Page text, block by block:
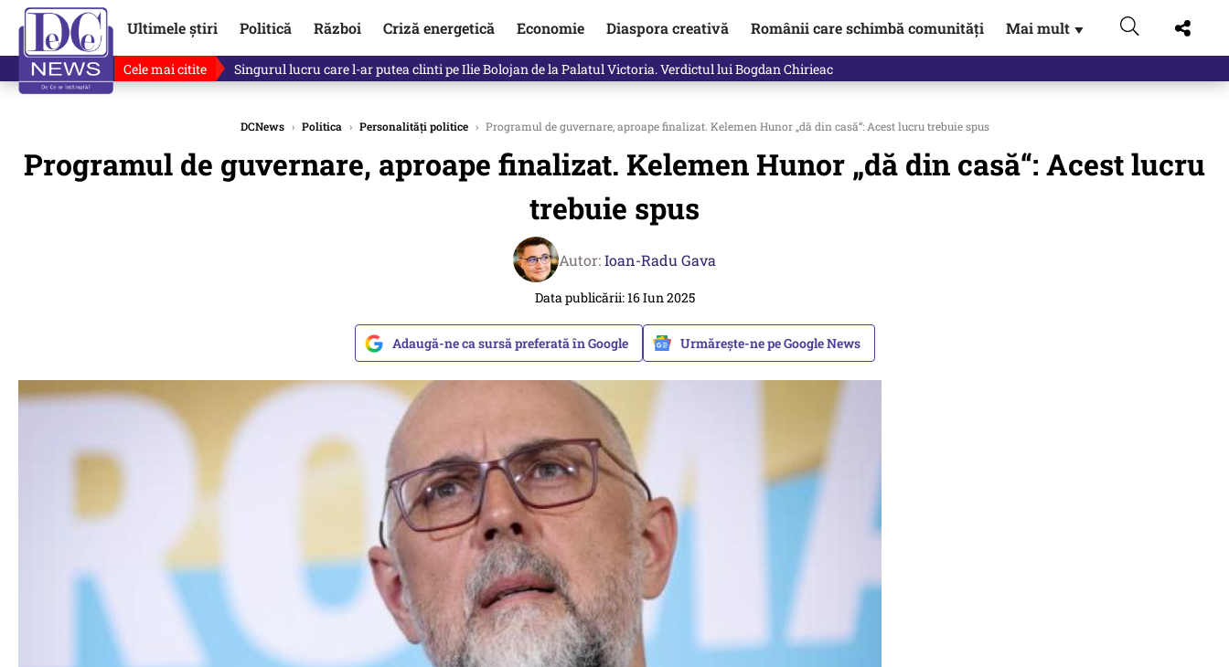
Ultimele știri Politică Război Criză energetică Economie Diaspora creativă Românii care schimbă comunități Mai mult ▼
Cele mai citite Ce se întâmplă cu primul buletin electronic, decizia luată astăzi de Guvern pentru toți românii
DCNews › Politica › Personalități politice › Programul de guvernare, aproape finalizat. Kelemen Hunor „dă din casă“: Acest lucru trebuie spus
Programul de guvernare, aproape finalizat. Kelemen Hunor „dă din casă“: Acest lucru
trebuie spus
Autor:Ioan-Radu Gava
Data publicării: 16 Iun 2025
Adaugă-ne ca sursă preferată în Google Urmărește-ne pe Google News